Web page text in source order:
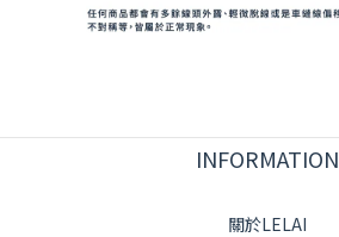
INFORMATION
關於LELAI